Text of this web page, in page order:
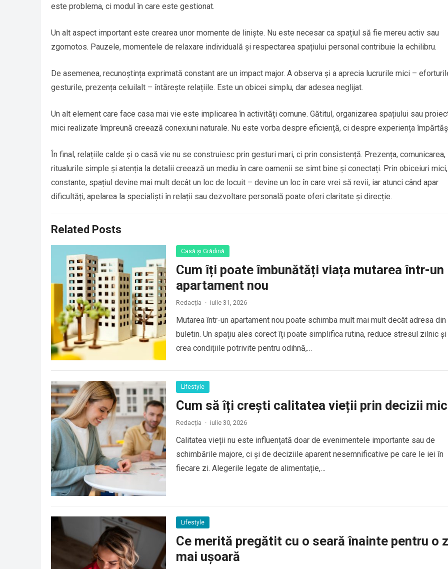
este problema, ci modul în care este gestionat.
Un alt aspect important este crearea unor momente de liniște. Nu este necesar ca spațiul să fie mereu activ sau
zgomotos. Pauzele, momentele de relaxare individuală și respectarea spațiului personal contribuie la echilibru.
De asemenea, recunoștința exprimată constant are un impact major. A observa și a aprecia lucrurile mici –
gesturile, prezența celuilalt – întărește relațiile. Este un obicei simplu, dar adesea neglijat.
Un alt element care face casa mai vie este implicarea în activități comune. Gătitul, organizarea spațiului sau
mici realizate împreună creează conexiuni naturale. Nu este vorba despre eficiență, ci despre experiența
În final, relațiile calde și o casă vie nu se construiesc prin gesturi mari, ci prin consistență. Prezența, comunicarea,
ritualurile simple și atenția la detalii creează un mediu în care oamenii se simt bine și conectați. Prin obiceiuri
constante, spațiul devine mai mult decât un loc de locuit – devine un loc în care vrei să revii, iar atunci când apar
dificultăți, apelarea la specialiști în relații sau dezvoltare personală poate oferi claritate și direcție.
Related Posts
Casă și Grădină
Cum îți poate îmbunătăți viața mutarea într-un
apartament nou
Redacția · iulie 31, 2026
Mutarea într-un apartament nou poate schimba mult mai mult decât adresa din
buletin. Un spațiu ales corect îți poate simplifica rutina, reduce stresul zilnic și
crea condițiile potrivite pentru odihnă,…
Lifestyle
Cum să îți crești calitatea vieții prin decizii
Redacția · iulie 30, 2026
Calitatea vieții nu este influențată doar de evenimentele importante sau de
schimbările majore, ci și de deciziile aparent nesemnificative pe care le iei în
fiecare zi. Alegerile legate de alimentație,…
Lifestyle
Ce merită pregătit cu o seară înainte pentru o
mai ușoară